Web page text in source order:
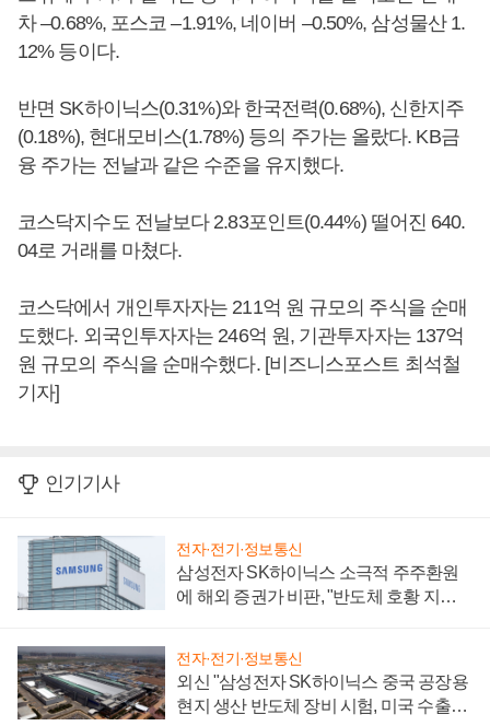
차 –0.68%, 포스코 –1.91%, 네이버 –0.50%, 삼성물산 1.
12% 등이다.
반면 SK하이닉스(0.31%)와 한국전력(0.68%), 신한지주
(0.18%), 현대모비스(1.78%) 등의 주가는 올랐다. KB금
융 주가는 전날과 같은 수준을 유지했다.
코스닥지수도 전날보다 2.83포인트(0.44%) 떨어진 640.
04로 거래를 마쳤다.
코스닥에서 개인투자자는 211억 원 규모의 주식을 순매
도했다. 외국인투자자는 246억 원, 기관투자자는 137억
원 규모의 주식을 순매수했다. [비즈니스포스트 최석철
기자]
인기기사
전자·전기·정보통신
삼성전자 SK하이닉스 소극적 주주환원
에 해외 증권가 비판, "반도체 호황 지속
전자·전기·정보통신
외신 "삼성전자 SK하이닉스 중국 공장용
현지 생산 반도체 장비 시험, 미국 수출통